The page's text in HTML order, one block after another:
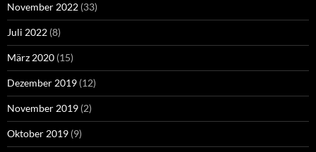
November 2022 (33)
Juli 2022 (8)
März 2020 (15)
Dezember 2019 (12)
November 2019 (2)
Oktober 2019 (9)